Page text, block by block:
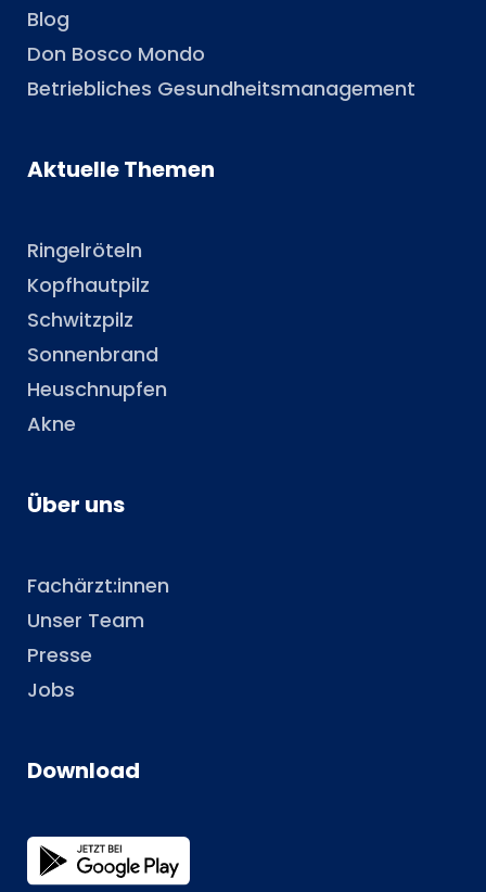
Blog
Don Bosco Mondo
Betriebliches Gesundheitsmanagement
Aktuelle Themen
Ringelröteln
Kopfhautpilz
Schwitzpilz
Sonnenbrand
Heuschnupfen
Akne
Über uns
Fachärzt:innen
Unser Team
Presse
Jobs
Download